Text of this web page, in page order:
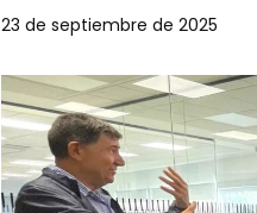
23 de septiembre de 2025